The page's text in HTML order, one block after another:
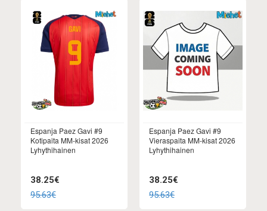
Espanja Paez Gavi #9
Kotipaita MM-kisat 2026
Lyhythihainen
38.25€
95.63€
Espanja Paez Gavi #9
Vieraspaita MM-kisat 2026
Lyhythihainen
38.25€
95.63€